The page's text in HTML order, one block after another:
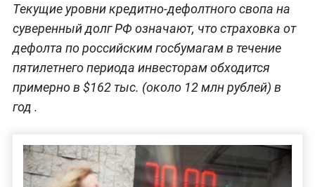
Текущие уровни кредитно-дефолтного свопа на
суверенный долг РФ означают, что страховка от
дефолта по российским госбумагам в течение
пятилетнего периода инвесторам обходится
примерно в $162 тыс. (около 12 млн рублей) в
год .